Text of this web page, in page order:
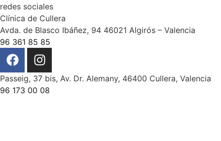
redes sociales
Clínica de Cullera
Avda. de Blasco Ibáñez, 94 46021 Algirós – Valencia
96 361 85 85
Passeig, 37 bis, Av. Dr. Alemany, 46400 Cullera, Valencia
96 173 00 08